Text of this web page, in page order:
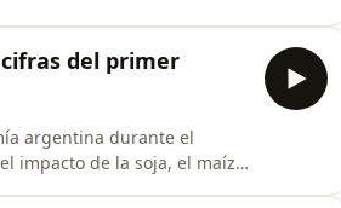
del primer
argentina durante el
impacto de la soja, el maíz,